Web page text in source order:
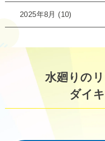
2025年8月 (10)
水廻りの
ダイ